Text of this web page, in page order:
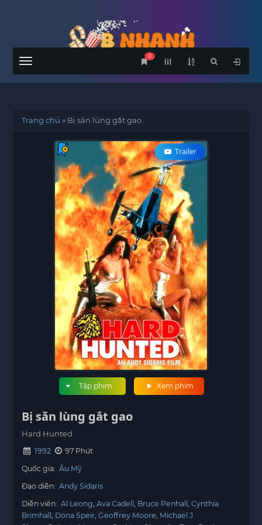
Menu
0
Trang chủ » Bị săn lùng gắt gao
Trailer
Xem phim
Tập phim
Bị săn lùng gắt gao
Hard Hunted
1992
97 Phút
Quốc gia: Âu Mỹ
Đạo diễn: Andy Sidaris
Diễn viên: Al Leong Ava Cadell Bruce Penhall Cynthia
Brimhall Dona Speir Geoffrey Moore Michael J.